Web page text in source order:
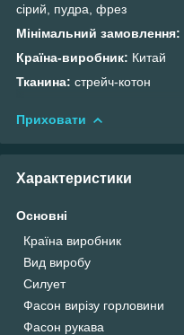
сірий, пудра, фрез
Мінімальний замовлення:
Країна-виробник: Китай
Тканина: стрейч-котон
Приховати
Характеристики
Основні
Країна виробник
Вид виробу
Силует
Фасон вирізу горловини
Фасон рукава